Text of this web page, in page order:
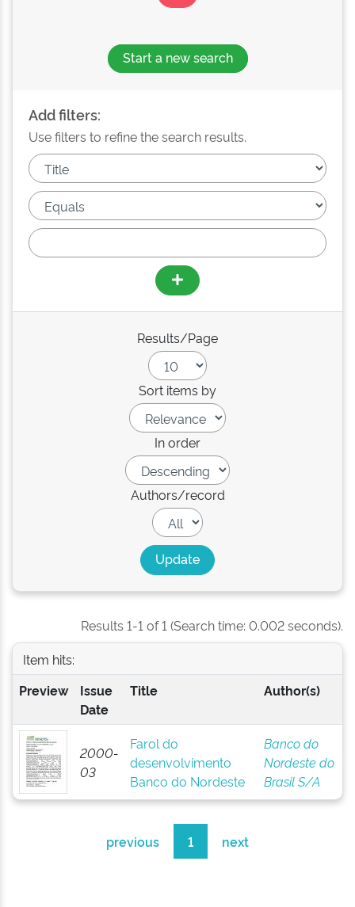
Start a new search
Add filters:
Use filters to refine the search results.
Results/Page
Sort items by
In order
Authors/record
Results 1-1 of 1 (Search time: 0.002 seconds).
Item hits:
Preview
Issue
Date
Title Author(s)
2000-
03
Farol do
desenvolvimento
Banco do Nordeste
Banco do
Nordeste do
Brasil S/A
previous 1 next